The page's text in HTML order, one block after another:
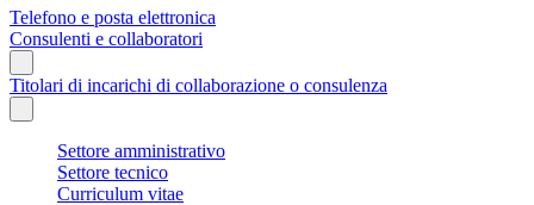
Telefono e posta elettronica
Consulenti e collaboratori
Titolari di incarichi di collaborazione o consulenza
Settore amministrativo
Settore tecnico
Curriculum vitae